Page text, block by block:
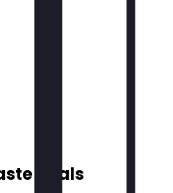
Deals